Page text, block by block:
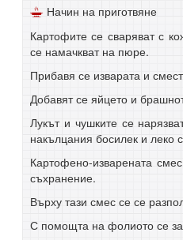
Начин на приготвяне
Картофите се сваряват с
се намачкват на пюре.
Прибавя се изварата и
Добавят се яйцето и
Лукът и чушките се
накълцания босилек и леко
Картофено-изварената
съхранение.
Върху тази смес се се
С помощта на фолиото се